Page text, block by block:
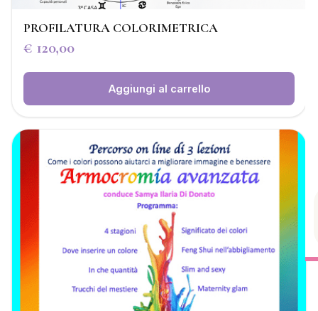
PROFILATURA COLORIMETRICA
€ 120,00
Aggiungi al carrello